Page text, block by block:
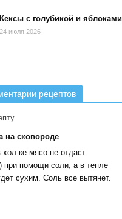
Кексы с голубикой и яблоками
24 июля 2026
рецептов
на сковороде
ке мясо не отдаст
при помощи соли, а в тепле
сухим. Соль все вытянет.